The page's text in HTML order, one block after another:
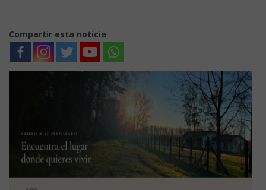
Compartir esta noticia